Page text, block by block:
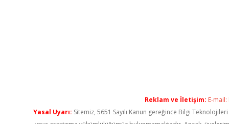
Reklam ve İletişim: E-mail:
Yasal Uyarı: Sitemiz, 5651 Sayılı Kanun gereğince Bilgi